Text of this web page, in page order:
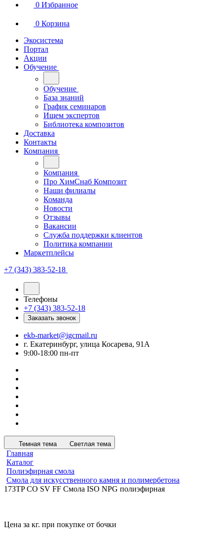
0 Избранное
0 Корзина
Экосистема
Портал
Акции
Обучение
Обучение
База знаний
График семинаров
Ищем экспертов
Библиотека композитов
Доставка
Контакты
Компания
Компания
Про ХимСнаб Композит
Наши филиалы
Команда
Новости
Отзывы
Вакансии
Служба поддержки клиентов
Политика компании
Маркетплейсы
+7 (343) 383-52-18
Телефоны
+7 (343) 383-52-18
Заказать звонок
ekb-market@igcmail.ru
г. Екатеринбург, улица Косарева, 91А
9:00-18:00 пн-пт
Темная тема Светлая тема
Главная
Каталог
Полиэфирная смола
Смола для искусственного камня и полимербетона
173TP CO SV FF Смола ISO NPG полиэфирная
Цена за кг. при покупке от бочки